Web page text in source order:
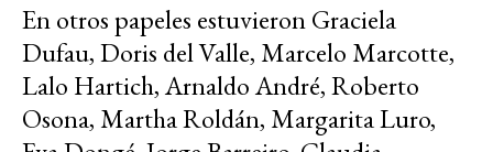
En otros papeles estuvieron Graciela
Dufau, Doris del Valle, Marcelo Marcotte,
Lalo Hartich, Arnaldo André, Roberto
Osona, Martha Roldán, Margarita Luro,